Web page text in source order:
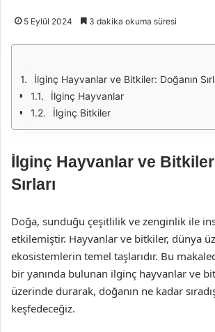
5 Eylül 2024 3 dakika okuma süresi
İlginç Hayvanlar ve Bitkiler: Doğanın
İlginç Hayvanlar
İlginç Bitkiler
İlginç Hayvanlar ve
Sırları
Doğa, sunduğu çeşitlilik ve zenginlik ile
etkilemiştir. Hayvanlar ve bitkiler, dünya
ekosistemlerin temel taşlarıdır. Bu
bir yanında bulunan ilginç hayvanlar ve
üzerinde durarak, doğanın ne kadar
keşfedeceğiz.